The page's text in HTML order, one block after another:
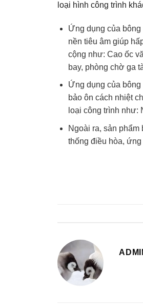
loại hình công trình
Ứng dụng của
nền tiêu âm giúp
cộng như: Cao ốc
bay, phòng chờ ga
Ứng dụng của
bảo ôn cách nhiệt
loại công trình như:
Ngoài ra, sản
thống điều hòa,